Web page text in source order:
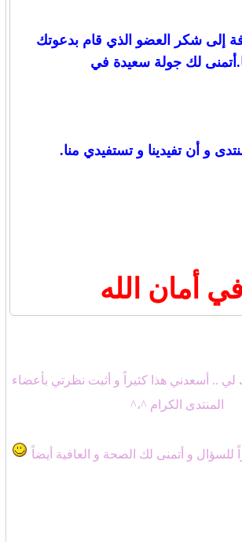
إلى شكر العضو الذي قام بدعوتك
لك جولة سعيدة في
و أن تفيدينا و تستفيدي منا.
في أمان الله
لي .. أسعدني هذا كثيراً و أثبت نظرتي بأعضاء
المنتدى الكرام ^،^
للسؤال و أتمنى لك الصحة و العافية أيضاً